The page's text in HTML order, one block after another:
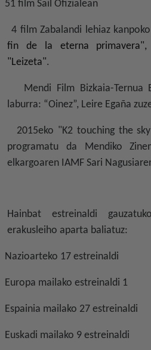
51 film Sail Ofizialean
4 film Zabalandi lehiaz
fin de la eterna primavera",
"Leizeta".
Mendi Film Bizkaia-
laburra: “Oinez”, Leire Egaña
2015eko "K2 touching the
programatu da Mendiko
elkargoaren IAMF Sari
Hainbat estreinaldi
erakusleiho aparta baliatuz:
Nazioarteko 17 estreinaldi
Europa mailako estreinaldi 1
Espainia mailako 27 estreinaldi
Euskadi mailako 9 estreinaldi